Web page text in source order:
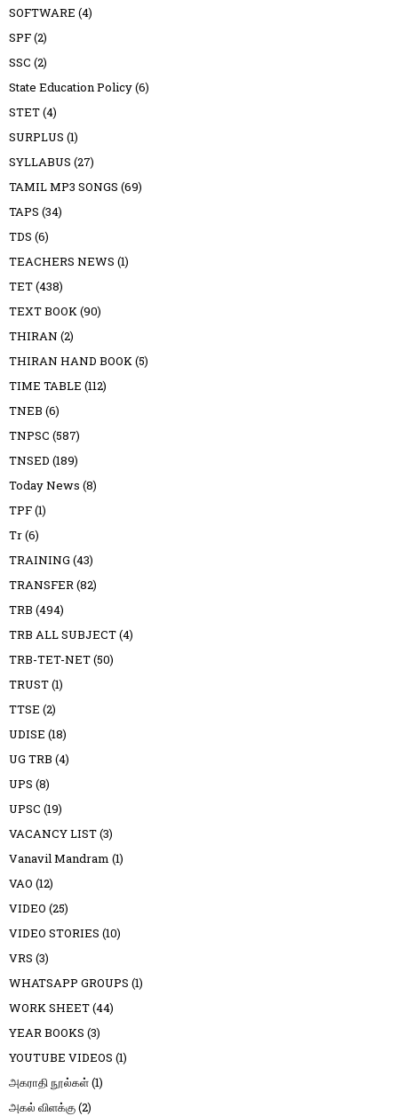
SOFTWARE (4)
SPF(2)
SSC (2)
State Education Policy(6)
STET(4)
SURPLUS (1)
SYLLABUS (27)
TAMIL MP3 SONGS (69)
TAPS (34)
TDS (6)
TEACHERS NEWS (1)
TET(438)
TEXT BOOK(90)
THIRAN (2)
THIRAN HAND BOOK(5)
TIME TABLE (112)
TNEB (6)
TNPSC (587)
TNSED (189)
Today News (8)
TPF(1)
Tr(6)
TRAINING (43)
TRANSFER(82)
TRB (494)
TRB ALL SUBJECT(4)
TRB-TET-NET(50)
TRUST(1)
TTSE (2)
UDISE (18)
UG TRB (4)
UPS (8)
UPSC (19)
VACANCY LIST(3)
Vanavil Mandram (1)
VAO (12)
VIDEO (25)
VIDEO STORIES (10)
VRS (3)
WHATSAPP GROUPS (1)
WORK SHEET(44)
YEAR BOOKS (3)
YOUTUBE VIDEOS (1)
அகராதி நூல்கள்(1)
அகல் விளக்கு(2)